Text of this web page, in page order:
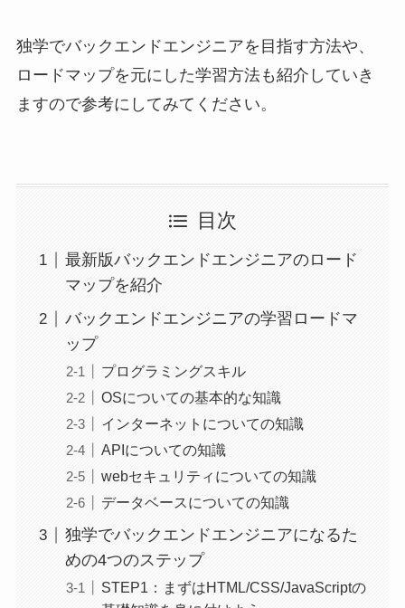
独学でバックエンドエンジニアを目指す方法や、
ロードマップを元にした学習方法も紹介していき
ますので参考にしてみてください。
目次
最新版バックエンドエンジニアのロード
マップを紹介
バックエンドエンジニアの学習ロードマ
ップ
プログラミングスキル
OSについての基本的な知識
インターネットについての知識
APIについての知識
webセキュリティについての知識
データベースについての知識
独学でバックエンドエンジニアになるた
めの4つのステップ
STEP1：まずはHTML/CSS/JavaScriptの